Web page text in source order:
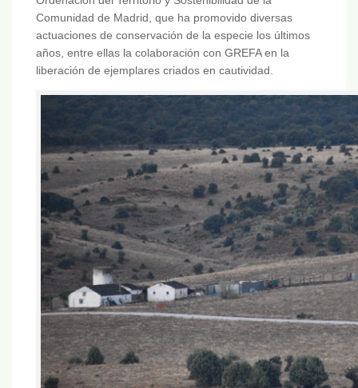
Comunidad de Madrid, que ha promovido diversas
actuaciones de conservación de la especie los últimos
años, entre ellas la colaboración con GREFA en la
liberación de ejemplares criados en cautividad.